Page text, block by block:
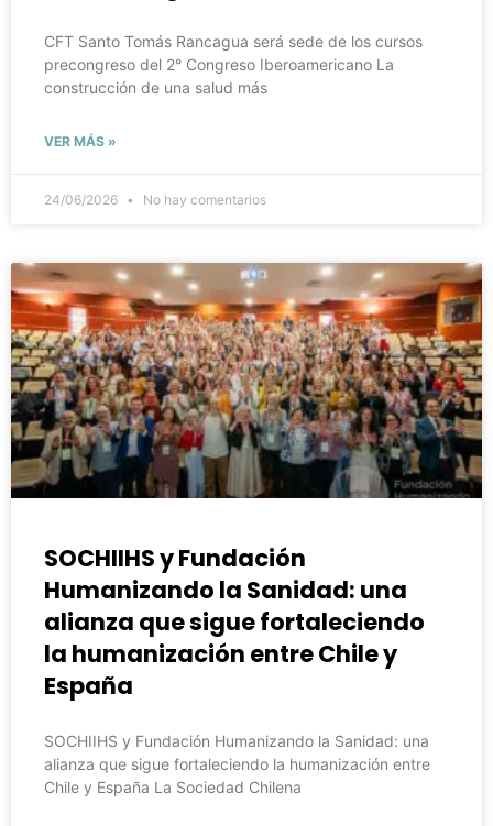
CFT Santo Tomás Rancagua será sede de los cursos
precongreso del 2° Congreso Iberoamericano La
construcción de una salud más
VER MÁS »
24/06/2026 No hay comentarios
SOCHIIHS y Fundación
Humanizando la Sanidad: una
alianza que sigue fortaleciendo
la humanización entre Chile y
España
SOCHIIHS y Fundación Humanizando la Sanidad: una
alianza que sigue fortaleciendo la humanización entre
Chile y España La Sociedad Chilena